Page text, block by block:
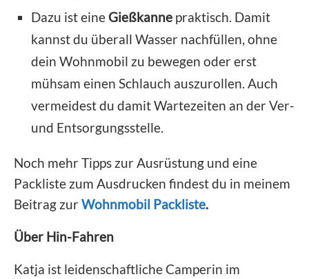
Dazu ist eineGießkanne praktisch. Damit
kannst du überall Wasser nachfüllen, ohne
dein Wohnmobil zu bewegen oder erst
mühsam einen Schlauch auszurollen. Auch
vermeidest du damit Wartezeiten an der Ver-
und Entsorgungsstelle.
Noch mehr Tipps zur Ausrüstung und eine
Packliste zum Ausdrucken findest du in meinem
Beitrag zurWohnmobil Packliste.
​Über Hin-Fahren
Katja ist leidenschaftliche Camperin im